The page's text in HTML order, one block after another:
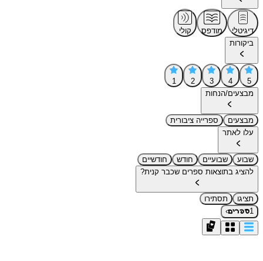
דיגיטלי מודפס
קולי
ביקורות
5
4
3
2
1
מבצעים/הנחות
מבצעים
ספרייה ציבורית
עלו לאתר
שבוע שבועיים חודש
חודשיים
להציג בתוצאות ספרים שכבר קנית?
תציגו
תסתירו
1ספרים›